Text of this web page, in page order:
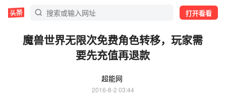
打开看看
魔兽世界无限次免费角色转移，玩家需
要先充值再退款
超能网
2016-8-2 03:44